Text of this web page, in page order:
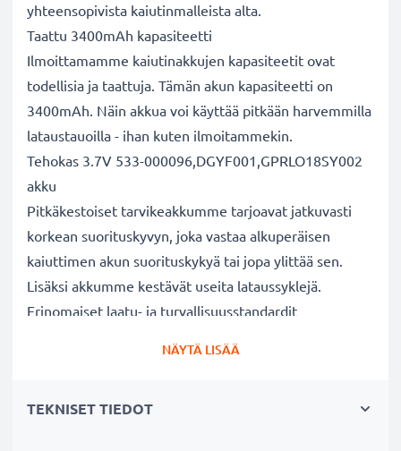
yhteensopivista kaiutinmalleista alta.
Taattu 3400mAh kapasiteetti
Ilmoittamamme kaiutinakkujen kapasiteetit ovat
todellisia ja taattuja. Tämän akun kapasiteetti on
3400mAh. Näin akkua voi käyttää pitkään harvemmilla
lataustauoilla - ihan kuten ilmoitammekin.
Tehokas 3.7V 533-000096,DGYF001,GPRLO18SY002
akku
Pitkäkestoiset tarvikeakkumme tarjoavat jatkuvasti
korkean suorituskyvyn, joka vastaa alkuperäisen
kaiuttimen akun suorituskykyä tai jopa ylittää sen.
Lisäksi akkumme kestävät useita lataussyklejä.
Erinomaiset laatu- ja turvallisuusstandardit
siksi akuillamme on 3 vuoden takuu.
NÄYTÄ LISÄÄ
TEKNISET TIEDOT